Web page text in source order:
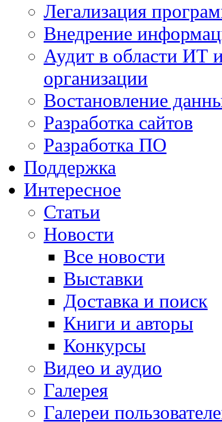
Легализация
Внедрение
Аудит в области ИТ
организации
Востановление
Разработка сайтов
Разработка ПО
Поддержка
Интересное
Статьи
Новости
Все новости
Выставки
Доставка и поиск
Книги и авторы
Конкурсы
Видео и аудио
Галерея
Галереи